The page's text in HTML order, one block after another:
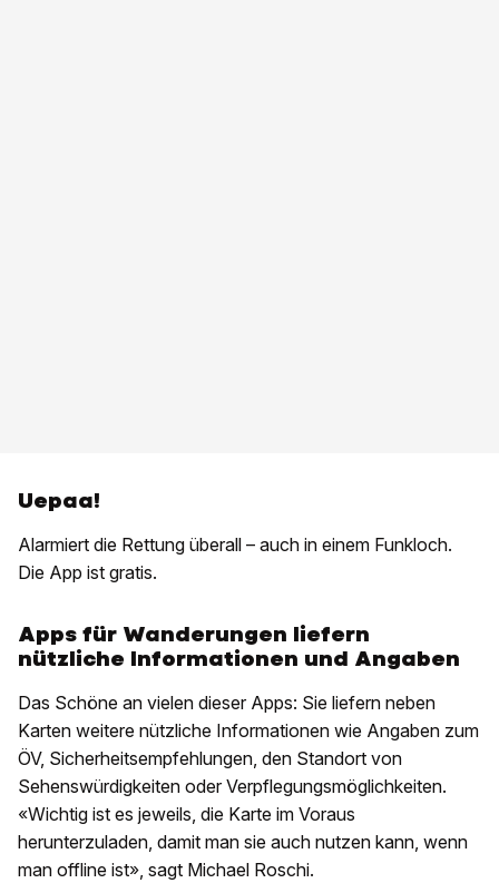
Uepaa!
Alarmiert die Rettung überall – auch in einem Funkloch.
Die App ist gratis.
Apps für Wanderungen liefern
nützliche Informationen und Angaben
Das Schöne an vielen dieser Apps: Sie liefern neben
Karten weitere nützliche Informationen wie Angaben zum
ÖV, Sicherheitsempfehlungen, den Standort von
Sehenswürdigkeiten oder Verpflegungsmöglichkeiten.
«Wichtig ist es jeweils, die Karte im Voraus
herunterzuladen, damit man sie auch nutzen kann, wenn
man offline ist», sagt Michael Roschi.